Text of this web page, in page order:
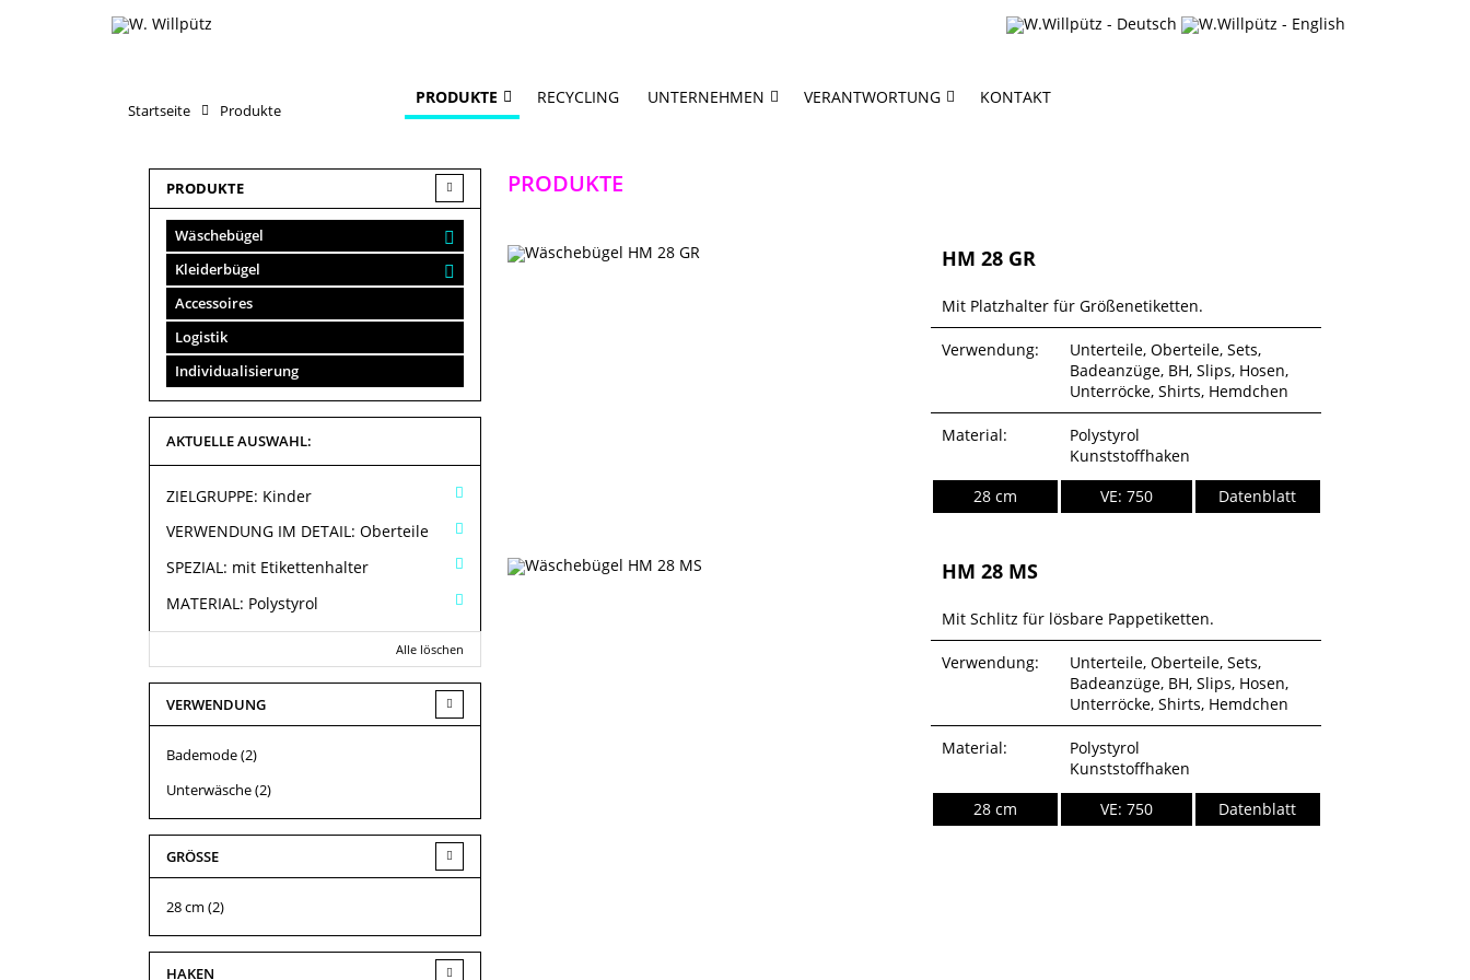
PRODUKTE RECYCLING UNTERNEHMEN VERANTWORTUNG KONTAKT
Startseite Produkte
PRODUKTE
HM 28 GR
Mit Platzhalter für Größenetiketten.
Verwendung:
Unterteile, Oberteile, Sets,
Badeanzüge, BH, Slips, Hosen,
Unterröcke, Shirts, Hemdchen
Material:
Polystyrol
Kunststoffhaken
28 cm
VE: 750 Datenblatt
HM 28 MS
Mit Schlitz für lösbare Pappetiketten.
Verwendung:
Unterteile, Oberteile, Sets,
Badeanzüge, BH, Slips, Hosen,
Unterröcke, Shirts, Hemdchen
Material:
Polystyrol
Kunststoffhaken
28 cm
VE: 750 Datenblatt
PRODUKTE
Wäschebügel
Kleiderbügel
Accessoires
Logistik
Individualisierung
AKTUELLE AUSWAHL:
ZIELGRUPPE: Kinder
VERWENDUNG IM DETAIL: Oberteile
SPEZIAL: mit Etikettenhalter
MATERIAL: Polystyrol
Alle löschen
VERWENDUNG
Bademode(2)
Unterwäsche(2)
GRÖSSE
28 cm (2)
HAKEN